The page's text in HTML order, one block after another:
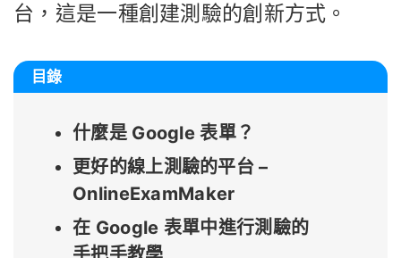
台，這是一種創建測驗的創新方式。
目錄
什麼是 Google 表單？
更好的線上測驗的平台 –
OnlineExamMaker
在 Google 表單中進行測驗的